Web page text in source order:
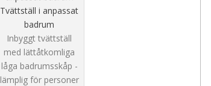
Tvättställ i anpassat
badrum
Inbyggt tvättställ
med lättåtkomliga
låga badrumsskåp -
lämplig för personer